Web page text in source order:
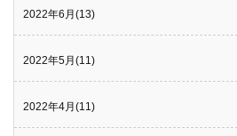
2022年6月(13)
2022年5月(11)
2022年4月(11)